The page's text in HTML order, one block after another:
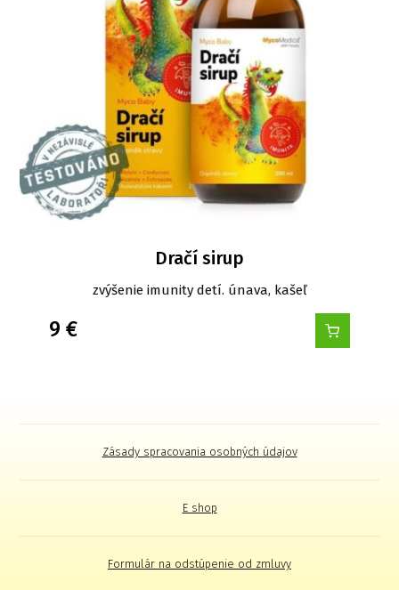
Dračí sirup
zvýšenie imunity detí. únava, kašeľ
9 €
Zásady spracovania osobných údajov
E shop
Formulár na odstúpenie od zmluvy